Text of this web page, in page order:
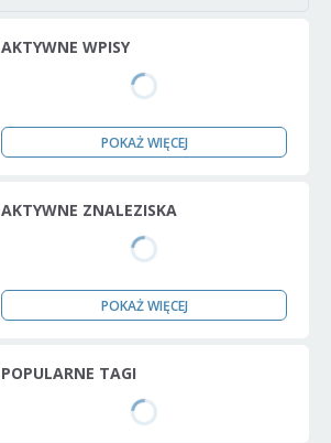
AKTYWNE WPISY
POKAŻ WIĘCEJ
AKTYWNE ZNALEZISKA
POKAŻ WIĘCEJ
POPULARNE TAGI